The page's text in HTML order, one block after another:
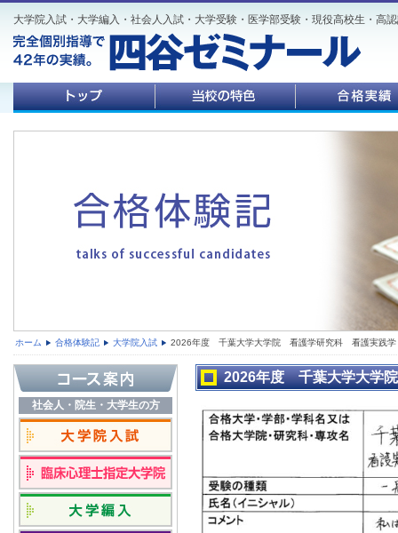
大学院入試・大学編入・社会人入試・大学受験・医学部受験・現役高校生・高
ホーム 合格体験記 大学院入試 2026年度 千葉大学大学院 看護学研究科 看護実践
社会人・院生・大学生の方
2026年度 千葉大学大学